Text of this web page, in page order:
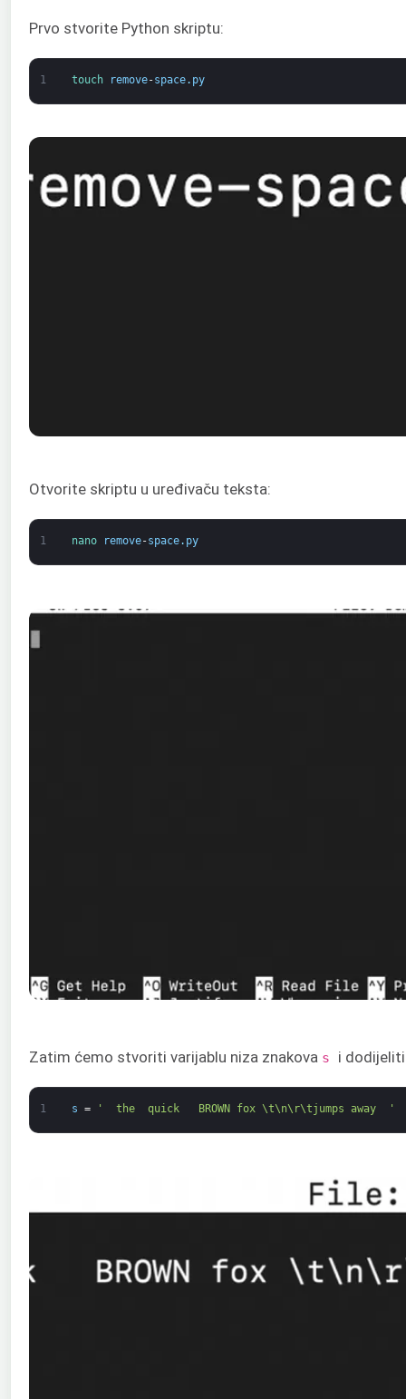
Prvo stvorite Python skriptu:
1 touch remove-space. py
Otvorite skriptu u uređivaču teksta:
1 nano remove-space. py
Zatim ćemo stvoriti varijablu niza znakova s i
1 s = '  the  quick   BROWN fox \t\n\r\tjumps away  '